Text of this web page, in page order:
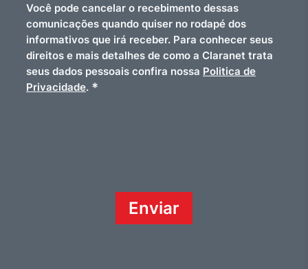
Você pode cancelar o recebimento dessas
comunicações quando quiser no rodapé dos
informativos que irá receber. Para conhecer seus
direitos e mais detalhes de como a Claranet trata
seus dados pessoais confira nossa Politica de
Privacidade. *